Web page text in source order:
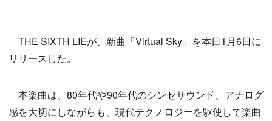
THE SIXTH LIEが、新曲「Virtual Sky」を本日1月6日に
リリースした。
本楽曲は、80年代や90年代のシンセサウンド、アナログ
感を大切にしながらも、現代テクノロジーを駆使して楽曲